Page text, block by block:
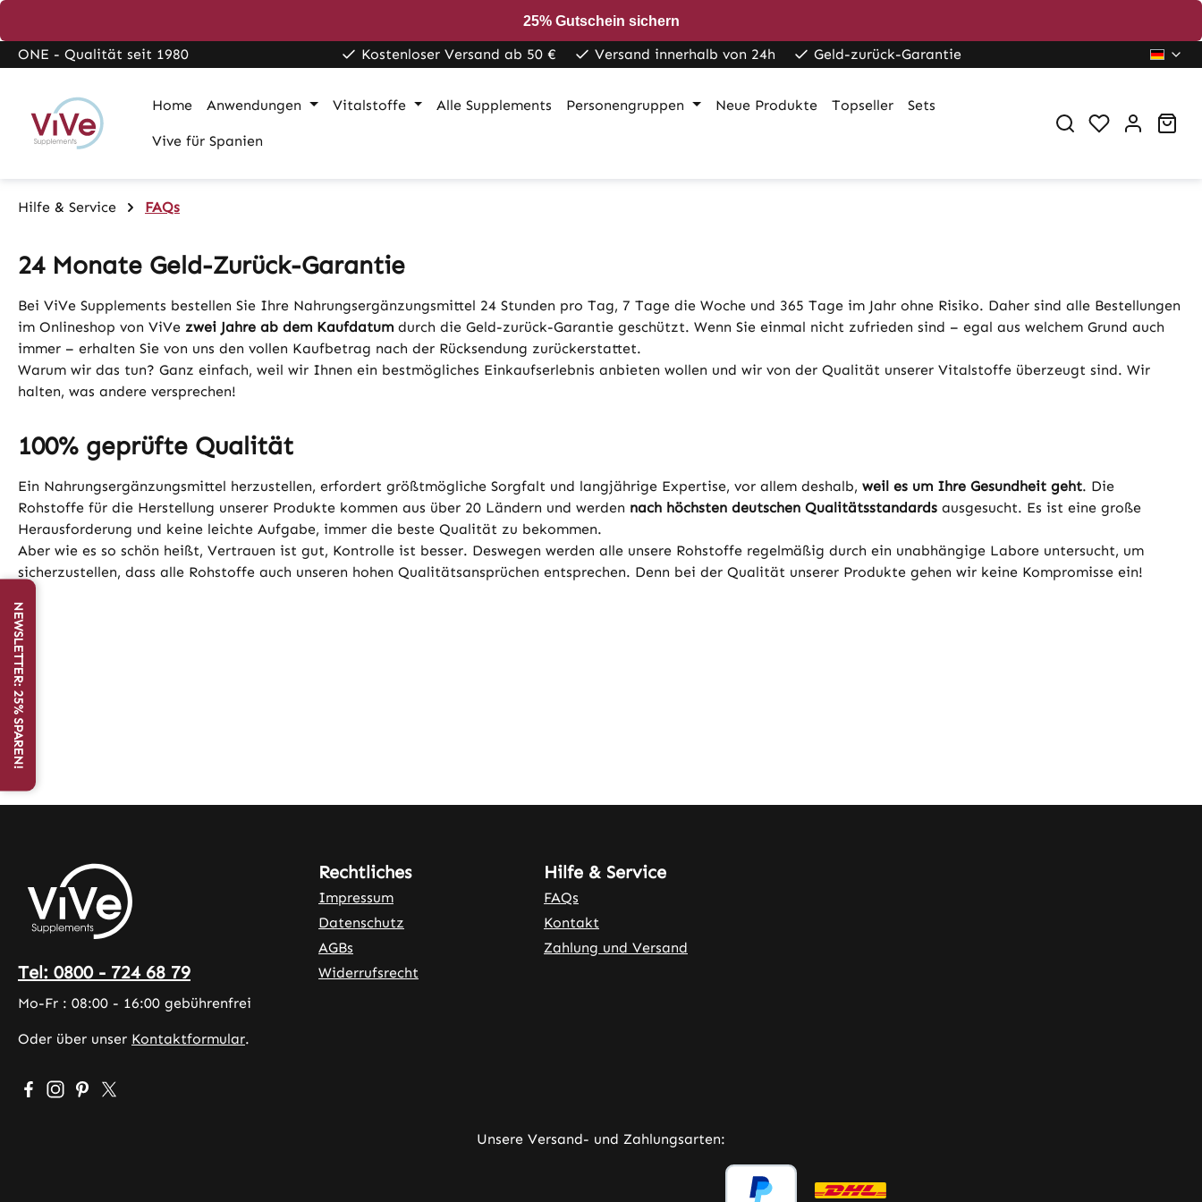
25% Gutschein sichern
NEWSLETTER: 25% SPAREN!
ONE - Qualität seit 1980 Kostenloser Versand ab 50 € Versand innerhalb von 24h Geld-zurück-Garantie
Home Anwendungen Vitalstoffe Alle Supplements Personengruppen Neue Produkte Topseller Sets
Vive für Spanien
Hilfe & Service FAQs
24 Monate Geld-Zurück-Garantie
Bei ViVe Supplements bestellen Sie Ihre Nahrungsergänzungsmittel 24 Stunden pro Tag, 7 Tage die Woche und 365 Tage im Jahr ohne Risiko. Daher sind alle Bestellungen
im Onlineshop von ViVe zwei Jahre ab dem Kaufdatum durch die Geld-zurück-Garantie geschützt. Wenn Sie einmal nicht zufrieden sind – egal aus welchem Grund auch
immer – erhalten Sie von uns den vollen Kaufbetrag nach der Rücksendung zurückerstattet.
Warum wir das tun? Ganz einfach, weil wir Ihnen ein bestmögliches Einkaufserlebnis anbieten wollen und wir von der Qualität unserer Vitalstoffe überzeugt sind. Wir
halten, was andere versprechen!
100% geprüfte Qualität
Ein Nahrungsergänzungsmittel herzustellen, erfordert größtmögliche Sorgfalt und langjährige Expertise, vor allem deshalb, weil es um Ihre Gesundheit geht. Die
Rohstoffe für die Herstellung unserer Produkte kommen aus über 20 Ländern und werden nach höchsten deutschen Qualitätsstandards ausgesucht. Es ist eine große
Herausforderung und keine leichte Aufgabe, immer die beste Qualität zu bekommen.
Aber wie es so schön heißt, Vertrauen ist gut, Kontrolle ist besser. Deswegen werden alle unsere Rohstoffe regelmäßig durch ein unabhängige Labore untersucht, um
sicherzustellen, dass alle Rohstoffe auch unseren hohen Qualitätsansprüchen entsprechen. Denn bei der Qualität unserer Produkte gehen wir keine Kompromisse ein!
Tel: 0800 - 724 68 79
Mo-Fr : 08:00 - 16:00 gebührenfrei
Oder über unser Kontaktformular.
Besuche uns auf Facebook – öffnet in neuem Tab (externer Link)
Schau auf Instagram vorbei – öffnet in neuem Tab (externer Link)
Lass dich auf Pinterest inspirieren – öffnet in neuem Tab (externer Link)
Folge uns auf X – öffnet in neuem Tab (externer Link)
Rechtliches
Impressum
Datenschutz
AGBs
Widerrufsrecht
Hilfe & Service
FAQs
Kontakt
Zahlung und Versand
Unsere Versand- und Zahlungsarten: